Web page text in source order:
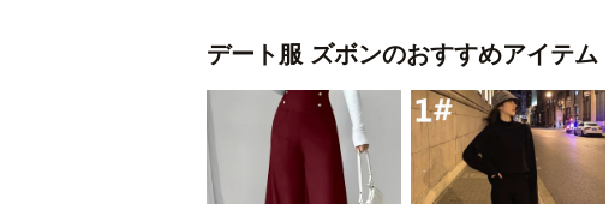
デート服 ズボンのおすすめアイテム